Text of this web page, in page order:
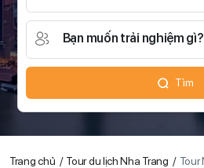
Bạn muốn trải nghiệm gì?
Tìm
Trang chủ Tour du lịch Nha Trang Tour